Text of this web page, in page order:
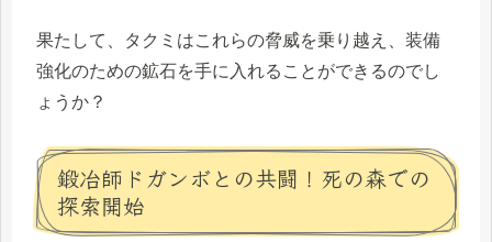
果たして、タクミはこれらの脅威を乗り越え、装備
強化のための鉱石を手に入れることができるのでし
ょうか？
鍛冶師ドガンボとの共闘！死の森での
探索開始